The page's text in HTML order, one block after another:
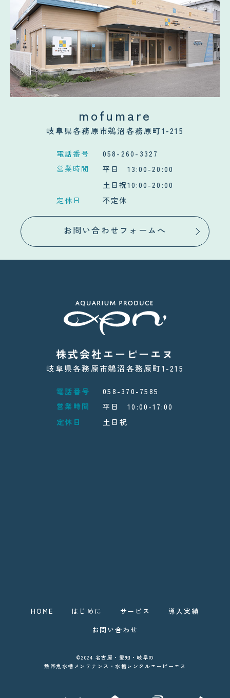
mofumare
岐阜県各務原市鵜沼各務原町1-215
電話番号
058-260-3327
営業時間
平日 13:00-20:00
土日祝10:00-20:00
定休日
不定休
お問い合わせフォームへ
株式会社エーピーエヌ
岐阜県各務原市鵜沼各務原町1-215
電話番号
058-370-7585
営業時間
平日 10:00-17:00
定休日
土日祝
HOME はじめに サービス
導入実績
お問い合わせ
©2024 名古屋・愛知・岐阜の
熱帯魚水槽メンテナンス・水槽レンタルエーピーエヌ